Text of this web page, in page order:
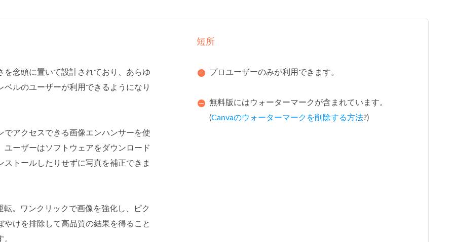
を念頭に置いて設計されており、あらゆ
ベルのユーザーが利用できるようになり
でアクセスできる画像エンハンサーを使
ユーザーはソフトウェアをダウンロード
ストールしたりせずに写真を補正できま
転。ワンクリックで画像を強化し、ピク
やけを排除して高品質の結果を得ること
短所
プロユーザーのみが利用できます。
無料版にはウォーターマークが含まれています。
(Canvaのウォーターマークを削除する方法?)